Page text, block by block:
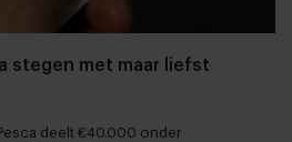
stegen met maar liefst
deelt €40.000 onder